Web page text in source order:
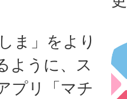
ま」をより
ように、ス
プリ「マチ